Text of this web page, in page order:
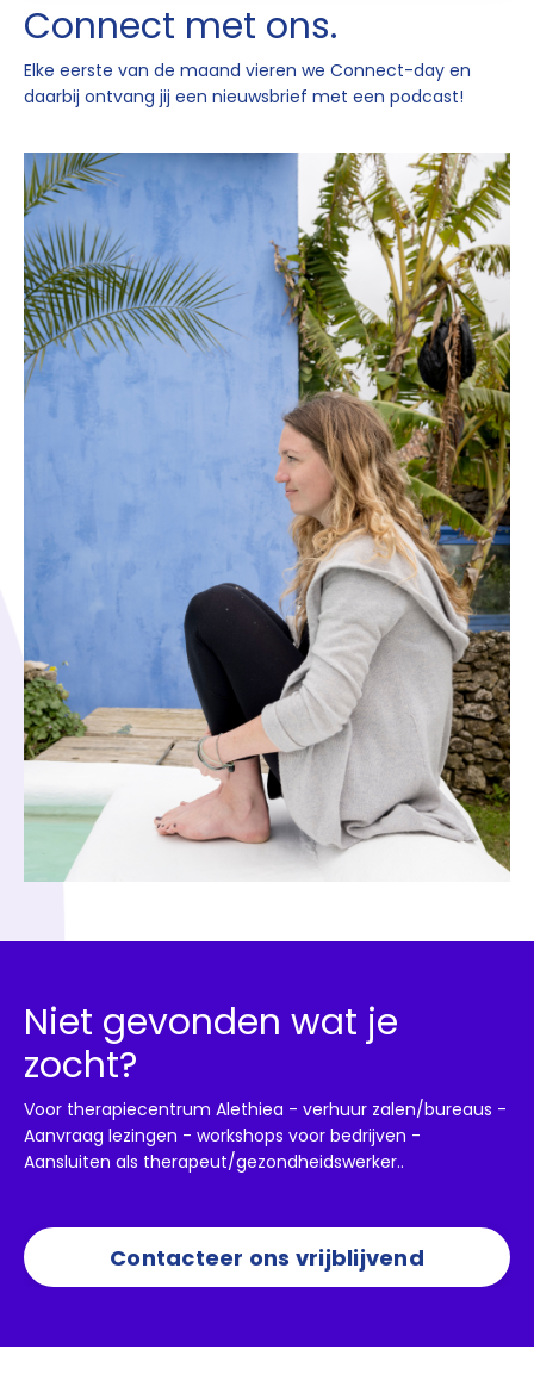
Connect met ons.
Elke eerste van de maand vieren we Connect-day en
daarbij ontvang jij een nieuwsbrief met een podcast!
Niet gevonden wat je
zocht?
Voor therapiecentrum Alethiea - verhuur zalen/bureaus -
Aanvraag lezingen - workshops voor bedrijven -
Aansluiten als therapeut/gezondheidswerker..
Contacteer ons vrijblijvend